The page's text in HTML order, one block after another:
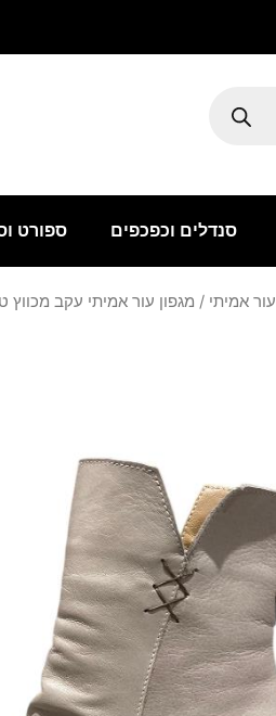
סנדלים וכפכפים ספורט
עור אמיתי / מגפון עור אמיתי עקב מכווץ